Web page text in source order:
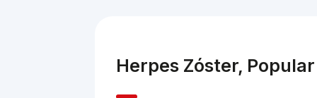
Herpes Zóster,